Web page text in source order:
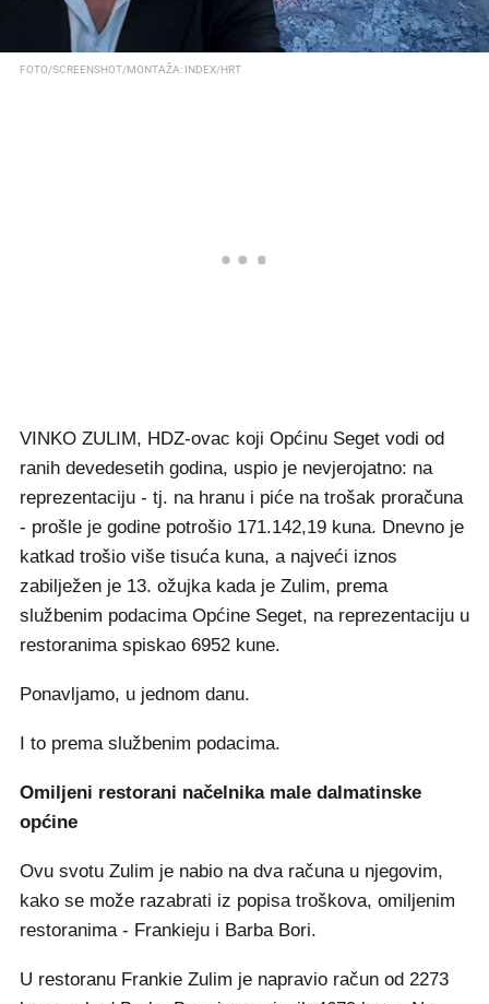
FOTO/SCREENSHOT/MONTAŽA: INDEX/HRT
VINKO ZULIM, HDZ-ovac koji Općinu Seget vodi od
ranih devedesetih godina, uspio je nevjerojatno: na
reprezentaciju - tj. na hranu i piće na trošak proračuna
- prošle je godine potrošio 171.142,19 kuna. Dnevno je
katkad trošio više tisuća kuna, a najveći iznos
zabilježen je 13. ožujka kada je Zulim, prema
službenim podacima Općine Seget, na reprezentaciju u
restoranima spiskao 6952 kune.
Ponavljamo, u jednom danu.
I to prema službenim podacima.
Omiljeni restorani načelnika male dalmatinske
općine
Ovu svotu Zulim je nabio na dva računa u njegovim,
kako se može razabrati iz popisa troškova, omiljenim
restoranima - Frankieju i Barba Bori.
U restoranu Frankie Zulim je napravio račun od 2273